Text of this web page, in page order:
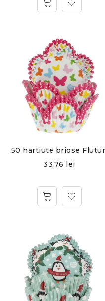
50 hartiute briose
33,76 lei